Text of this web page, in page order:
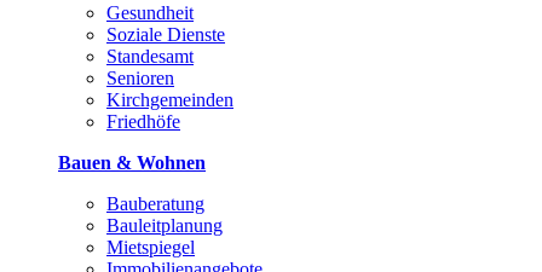
Gesundheit
Soziale Dienste
Standesamt
Senioren
Kirchgemeinden
Friedhöfe
Bauen & Wohnen
Bauberatung
Bauleitplanung
Mietspiegel